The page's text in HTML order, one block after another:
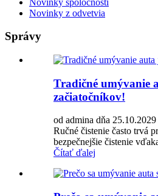
Novinky z odvetvia
Správy
Tradičné umývanie
začiatočníkov!
od admina dňa 25.10.2029
Ručné čistenie často trvá
bezpečnejšie čistenie
Čítať ďalej